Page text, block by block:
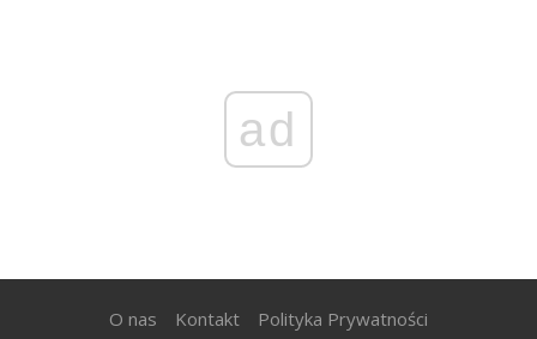
ad
O nas Kontakt Polityka Prywatności